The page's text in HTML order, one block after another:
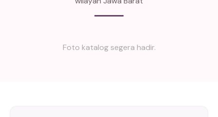
Foto katalog segera hadir.